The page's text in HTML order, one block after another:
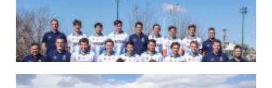
07/08/2026
LAS LEONAS LISTAS PARA DISPUTAR EL MUNDIAL 2026
Del 15 al 30 de agosto, el seleccionado argentino femenino de hockey disputará
la Copa del Mundo en Países Bajos y Bélgica. El debut será ante Estados Unidos.
LEER MÁS